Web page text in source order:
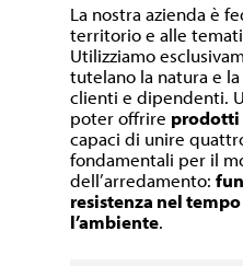
La nostra azienda è
territorio e alle
Utilizziamo
tutelano la natura e
clienti e dipendenti.
poter offrire prodotti
capaci di unire
fondamentali per il
dell’arredamento:
resistenza nel
l’ambiente.